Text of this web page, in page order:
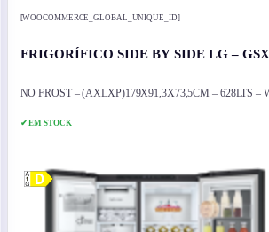
[WOOCOMMERCE_GLOBAL_UNIQUE_ID]
FRIGORÍFICO SIDE BY SIDE LG –
NO FROST – (AXLXP)179X91,3X73,5CM – 628LTS
✔ EM STOCK